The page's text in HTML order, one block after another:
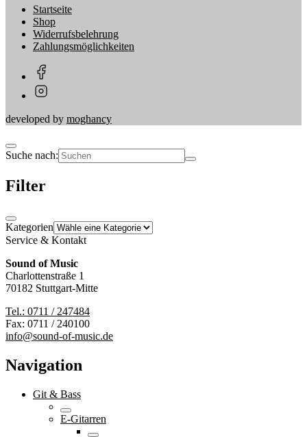
Startseite
Shop
Widerrufsbelehrung
Zahlungsmöglichkeiten
developed by moghancy
Suche nach:
Filter
Kategorien
Service & Kontakt
Sound of Music
Charlottenstraße 1
70182 Stuttgart-Mitte
Tel.: 0711 / 247484
Fax: 0711 / 240100
info@sound-of-music.de
Navigation
Git & Bass
E-Gitarren